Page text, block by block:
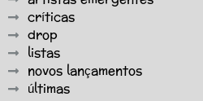
críticas
drop
listas
novos lançamentos
últimas